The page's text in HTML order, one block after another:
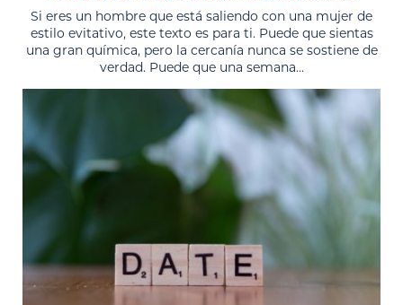
Si eres un hombre que está saliendo con una mujer de
estilo evitativo, este texto es para ti. Puede que sientas
una gran química, pero la cercanía nunca se sostiene de
verdad. Puede que una semana...